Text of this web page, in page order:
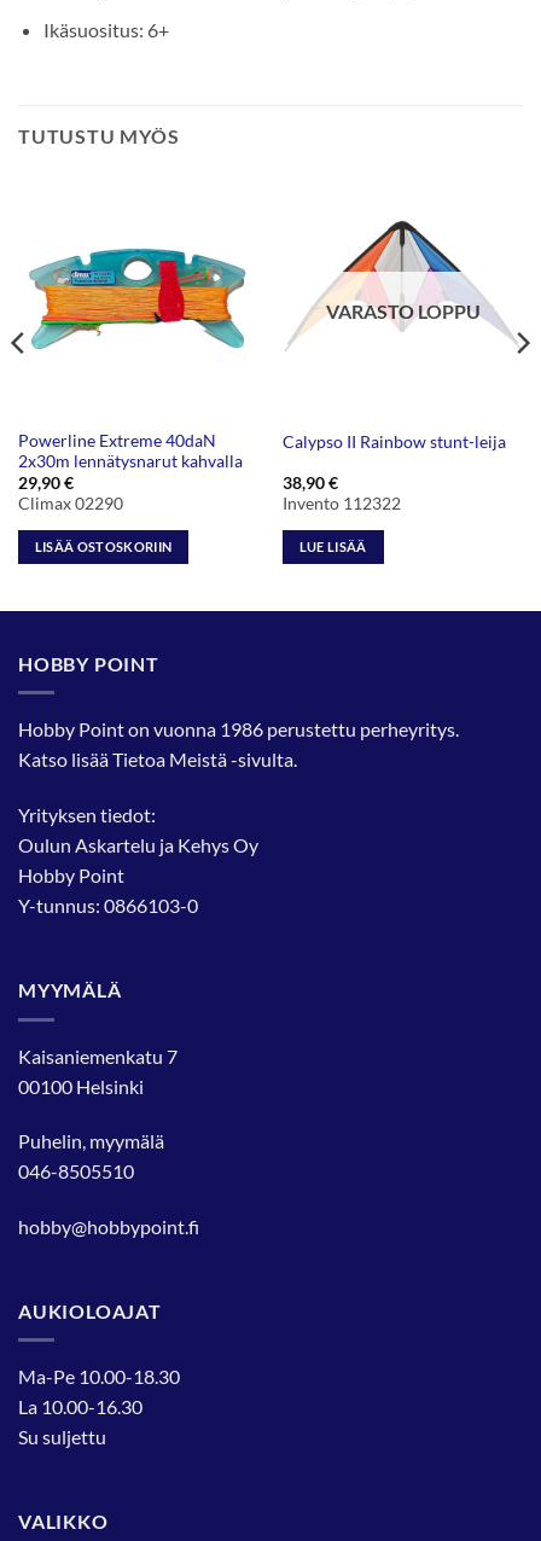
Ikäsuositus: 6+
TUTUSTU MYÖS
Powerline Extreme 40daN
2x30m lennätysnarut kahvalla
29,90€
Climax 02290
LISÄÄ OSTOSKORIIN
VARASTO LOPPU
Calypso II Rainbow stunt-leija
38,90€
Invento 112322
LUE LISÄÄ
HOBBY POINT
Hobby Point on vuonna 1986 perustettu perheyritys.
Katso lisääTietoa Meistä-sivulta.
Yrityksen tiedot:
Oulun Askartelu ja Kehys Oy
Hobby Point
Y-tunnus: 0866103-0
MYYMÄLÄ
Kaisaniemenkatu 7
00100 Helsinki
Puhelin, myymälä
046-8505510
hobby@hobbypoint.fi
AUKIOLOAJAT
Ma-Pe 10.00-18.30
La 10.00-16.30
Su suljettu
VALIKKO